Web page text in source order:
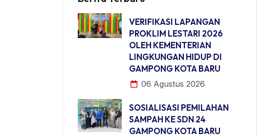
VERIFIKASI LAPANGAN
PROKLIM LESTARI 2026
OLEH KEMENTERIAN
LINGKUNGAN HIDUP DI
GAMPONG KOTA BARU
06 Agustus 2026
SOSIALISASI PEMILAHAN
SAMPAH KE SDN 24
GAMPONG KOTA BARU